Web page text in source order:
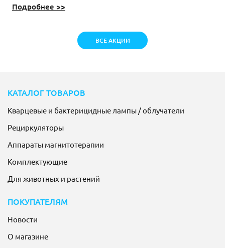
Подробнее >>
ВСЕ АКЦИИ
КАТАЛОГ ТОВАРОВ
Кварцевые и бактерицидные лампы / облучатели
Рециркуляторы
Аппараты магнитотерапии
Комплектующие
Для животных и растений
ПОКУПАТЕЛЯМ
Новости
О магазине